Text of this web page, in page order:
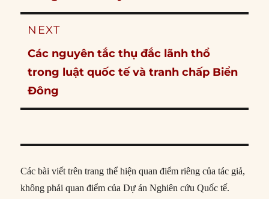
post:
NEXT
Next
post:
Các nguyên tắc thụ đắc lãnh thổ
trong luật quốc tế và tranh chấp Biển
Đông
Các bài viết trên trang thể hiện quan điểm riêng của tác giả,
không phải quan điểm của Dự án Nghiên cứu Quốc tế.